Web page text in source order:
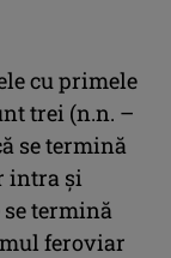
cu primele
trei (n.n. –
se termină
intra şi
termină
feroviar